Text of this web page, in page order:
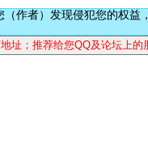
作者）发现侵犯您的权益，